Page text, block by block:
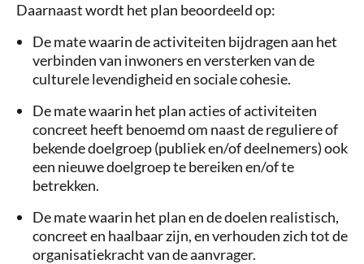
Daarnaast wordt het plan beoordeeld op:
De mate waarin de activiteiten bijdragen aan het
verbinden van inwoners en versterken van de
culturele levendigheid en sociale cohesie.
De mate waarin het plan acties of activiteiten
concreet heeft benoemd om naast de reguliere of
bekende doelgroep (publiek en/of deelnemers) ook
een nieuwe doelgroep te bereiken en/of te
betrekken.
De mate waarin het plan en de doelen realistisch,
concreet en haalbaar zijn, en verhouden zich tot de
organisatiekracht van de aanvrager.